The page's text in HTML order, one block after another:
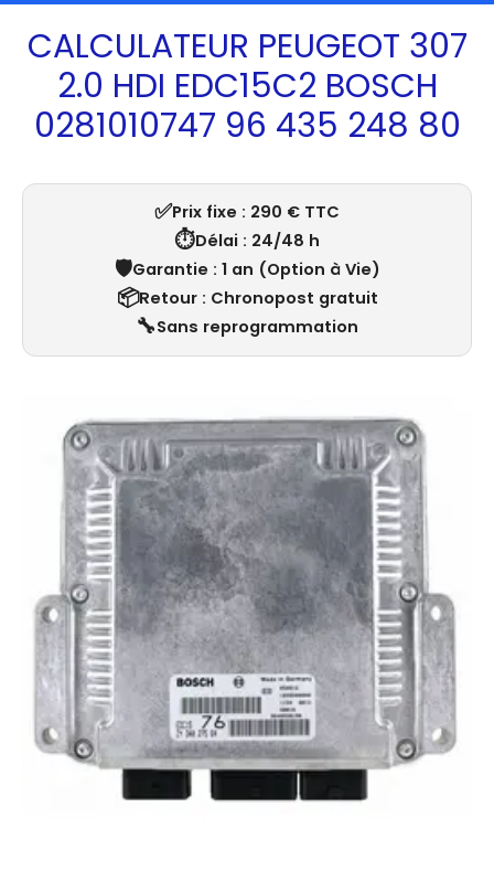
CALCULATEUR PEUGEOT 307
2.0 HDI EDC15C2 BOSCH
0281010747 96 435 248 80
✅Prix fixe : 290 € TTC
⏱️Délai : 24/48 h
🛡️Garantie : 1 an (Option à Vie)
📦Retour : Chronopost gratuit
🔧Sans reprogrammation